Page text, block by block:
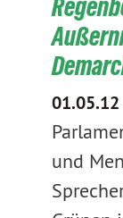
01.05.12
und